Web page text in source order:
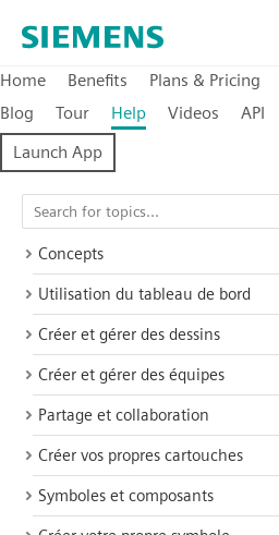
Home Benefits Plans & Pricing
Blog
Tour Help Videos API
Launch App
Concepts
Utilisation du tableau de bord
Créer et gérer des dessins
Créer et gérer des équipes
Partage et collaboration
Créer vos propres cartouches
Symboles et composants